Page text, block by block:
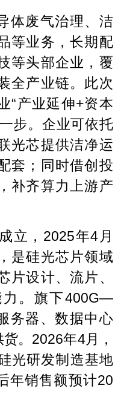
体废气治理、洁
等业务，长期配
等头部企业，覆
全产业链。此次
“产业延伸+资本
步。企业可依托
光芯提供洁净运
套；同时借创投
补齐算力上游产
立，2025年4月
是硅光芯片领域
片设计、流片、
。旗下400G—
务器、数据中心
。2026年4月，
光研发制造基地
年销售额预计20